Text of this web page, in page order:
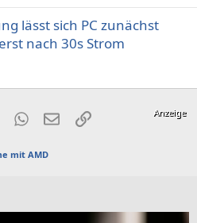
lässt sich PC zunächst
nach 30s Strom
WhatsApp
E-MailLink
mit AMD